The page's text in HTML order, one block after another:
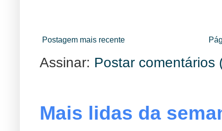
Postagem mais recente
Assinar: Postar comentários
Mais lidas da